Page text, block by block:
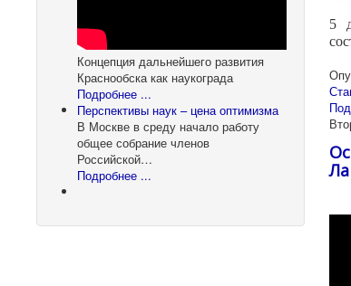
Концепция дальнейшего развития
Краснообска как наукограда
Подробнее ...
Перспективы наук – цена оптимизма
В Москве в среду начало работу
общее собрание членов
Российской…
Подробнее ...
5